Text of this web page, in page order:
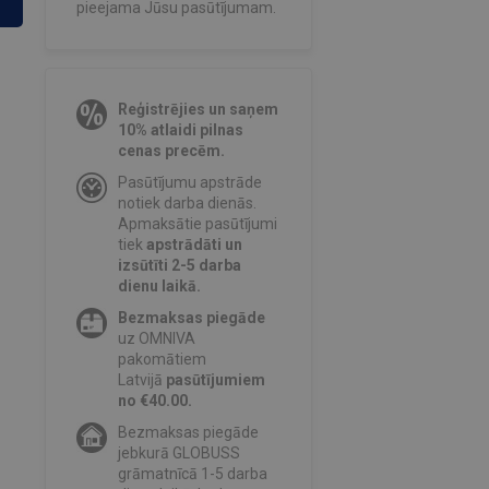
pieejama Jūsu pasūtījumam.
Reģistrējies un saņem
10% atlaidi pilnas
cenas precēm.
Pasūtījumu apstrāde
notiek darba dienās.
Apmaksātie pasūtījumi
tiekapstrādāti un
izsūtīti 2-5 darba
dienu laikā.
Bezmaksas piegāde
uz OMNIVA
pakomātiem
Latvijā pasūtījumiem
no €40.00.
Bezmaksas piegāde
jebkurā GLOBUSS
grāmatnīcā 1-5 darba